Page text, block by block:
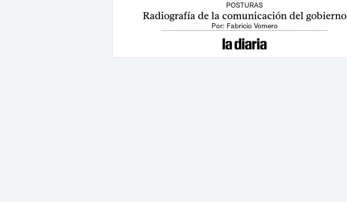
POSTURAS
Radiografía de la comunicación del gobierno
Por: Fabricio Vomero